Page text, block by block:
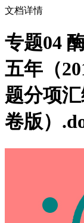
文档详情
专题04
五年（
题分项
卷版）